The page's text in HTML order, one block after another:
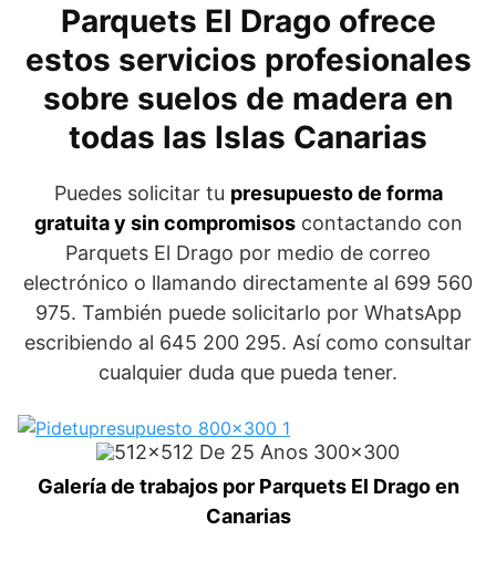
Parquets El Drago ofrece
estos servicios profesionales
sobre suelos de madera en
todas las Islas Canarias
Puedes solicitar tu presupuesto de forma
gratuita y sin compromisoscontactando con
Parquets El Drago por medio de correo
electrónico o llamando directamente al 699 560
975. También puede solicitarlo por WhatsApp
escribiendo al 645 200 295. Así como consultar
cualquier duda que pueda tener.
Galería de trabajos por Parquets El Drago en
Canarias